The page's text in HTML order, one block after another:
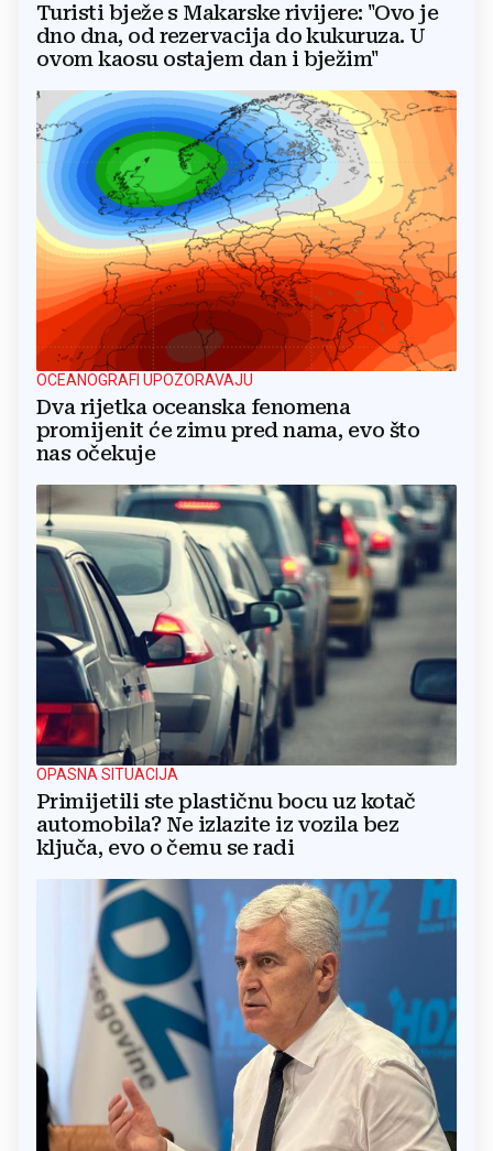
Turisti bježe s Makarske rivijere: "Ovo je
dno dna, od rezervacija do kukuruza. U
ovom kaosu ostajem dan i bježim"
OCEANOGRAFI UPOZORAVAJU
Dva rijetka oceanska fenomena
promijenit će zimu pred nama, evo što
nas očekuje
OPASNA SITUACIJA
Primijetili ste plastičnu bocu uz kotač
automobila? Ne izlazite iz vozila bez
ključa, evo o čemu se radi